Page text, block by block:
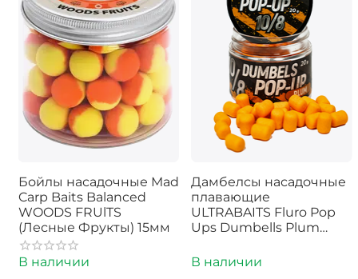
Бойлы насадочные Mad
Carp Baits Balanced
WOODS FRUlTS
(Лесные Фрукты) 15мм
В наличии
Дамбелсы насадочные
плавающие
ULTRABAITS Fluro Pop
Ups Dumbells Plum
В наличии